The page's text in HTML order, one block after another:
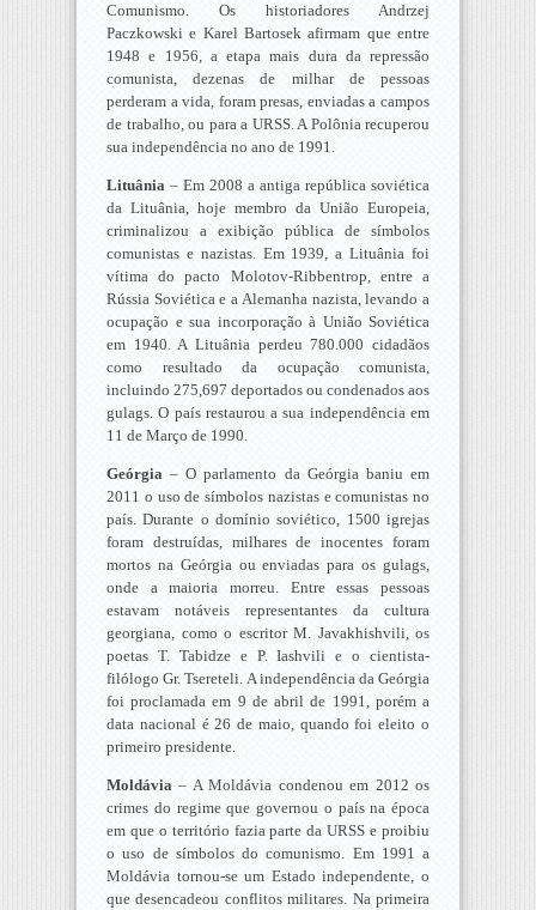
Comunismo. Os historiadores Andrzej
Paczkowski e Karel Bartosek afirmam que entre
1948 e 1956, a etapa mais dura da repressão
comunista, dezenas de milhar de pessoas
perderam a vida, foram presas, enviadas a campos
de trabalho, ou para a URSS. A Polônia recuperou
sua independência no ano de 1991.
Lituânia – Em 2008 a antiga república soviética
da Lituânia, hoje membro da União Europeia,
criminalizou a exibição pública de símbolos
comunistas e nazistas. Em 1939, a Lituânia foi
vítima do pacto Molotov-Ribbentrop, entre a
Rússia Soviética e a Alemanha nazista, levando a
ocupação e sua incorporação à União Soviética
em 1940. A Lituânia perdeu 780.000 cidadãos
como resultado da ocupação comunista,
incluindo 275,697 deportados ou condenados aos
gulags. O país restaurou a sua independência em
11 de Março de 1990.
Geórgia – O parlamento da Geórgia baniu em
2011 o uso de símbolos nazistas e comunistas no
país. Durante o domínio soviético, 1500 igrejas
foram destruídas, milhares de inocentes foram
mortos na Geórgia ou enviadas para os gulags,
onde a maioria morreu. Entre essas pessoas
estavam notáveis representantes da cultura
georgiana, como o escritor M. Javakhishvili, os
poetas T. Tabidze e P. Iashvili e o cientista-
filólogo Gr. Tsereteli. A independência da Geórgia
foi proclamada em 9 de abril de 1991, porém a
data nacional é 26 de maio, quando foi eleito o
primeiro presidente.
Moldávia – A Moldávia condenou em 2012 os
crimes do regime que governou o país na época
em que o território fazia parte da URSS e proibiu
o uso de símbolos do comunismo. Em 1991 a
Moldávia tornou-se um Estado independente, o
que desencadeou conflitos militares. Na primeira